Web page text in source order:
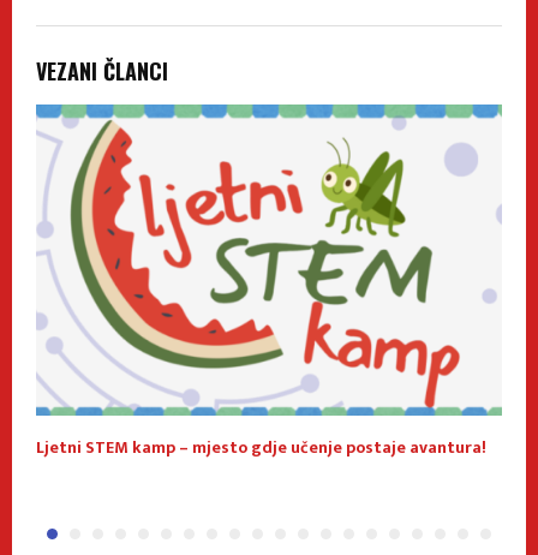
VEZANI ČLANCI
Ljetni STEM kamp – mjesto gdje učenje postaje avantura!